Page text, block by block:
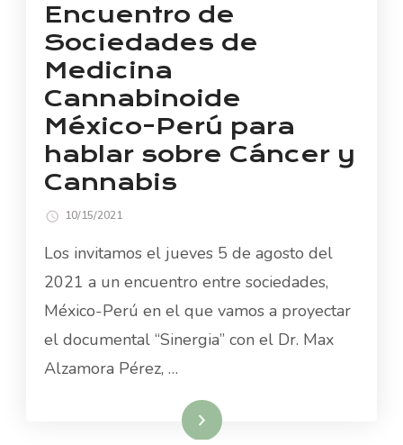
Encuentro de
Sociedades de
Medicina
Cannabinoide
México-Perú para
hablar sobre Cáncer y
Cannabis
10/15/2021
Los invitamos el jueves 5 de agosto del
2021 a un encuentro entre sociedades,
México-Perú en el que vamos a proyectar
el documental “Sinergia” con el Dr. Max
Alzamora Pérez, …
Read More